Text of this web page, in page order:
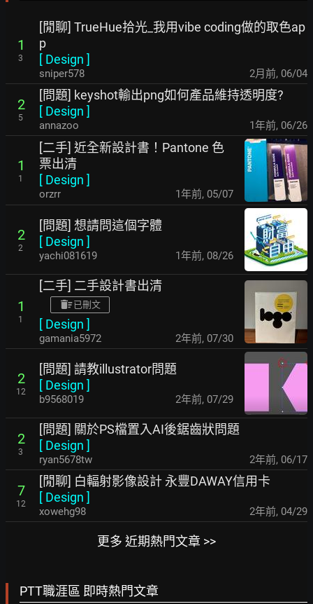
1
3
[閒聊] TrueHue拾光_我用vibe coding做的取色ap
p
[ Design ]
sniper578 2月前, 06/04
2
5
[問題] keyshot輸出png如何產品維持透明度?
[ Design ]
annazoo 1年前, 06/26
1
1
[二手] 近全新設計書！Pantone 色
票出清
[ Design ]
orzrr 1年前, 05/07
2
2
[問題] 想請問這個字體
[ Design ]
yachi081619 1年前, 08/26
1
1
[二手] 二手設計書出清
已刪文
[ Design ]
gamania5972 2年前, 07/30
2
12
[問題] 請教illustrator問題
[ Design ]
b9568019 2年前, 07/29
2
3
[問題] 關於PS檔置入AI後鋸齒狀問題
[ Design ]
ryan5678tw 2年前, 06/17
7
12
[閒聊] 白輻射影像設計 永豐DAWAY信用卡
[ Design ]
xowehg98 2年前, 04/29
更多 近期熱門文章 >>
PTT職涯區 即時熱門文章